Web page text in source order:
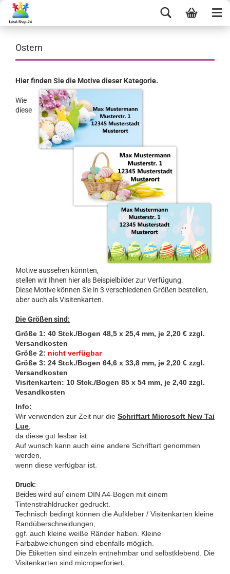
Ostern
Hier finden Sie die Motive dieser Kategorie.
Wie
diese
Motive aussehen könnten,
stellen wir Ihnen hier als Beispielbilder zur Verfügung.
Diese Motive können Sie in 3 verschiedenen Größen bestellen,
aber auch als Visitenkarten.
Die Größen sind:
Größe 1: 40 Stck./Bogen 48,5 x 25,4 mm, je 2,20 € zzgl.
Versandkosten
Größe 2: nicht verfügbar
Größe 3: 24 Stck./Bogen 64,6 x 33,8 mm, je 2,20 € zzgl.
Versandkosten
Visitenkarten: 10 Stck./Bogen 85 x 54 mm, je 2,40 zzgl.
Vesandkosten
Info:
Wir verwenden zur Zeit nur die Schriftart Microsoft New Tai
Lue
da diese gut lesbar ist.
Auf wunsch kann auch eine andere Schriftart genommen
werden,
wenn diese verfügbar ist.
Druck:
Beides wird aufeinem DIN A4-Bogen mit einem
Tintenstrahldrucker gedruckt.
Technisch bedingt können die Aufkleber / Visitenkarten kleine
Randüberschneidungen,
ggf. auch kleine weiße Ränder haben. Kleine
Farbabweichungen sind ebenfalls möglich.
Die Etiketten sind einzeln entnehmbar und selbstklebend. Die
Visitenkarten sind microperforiert.